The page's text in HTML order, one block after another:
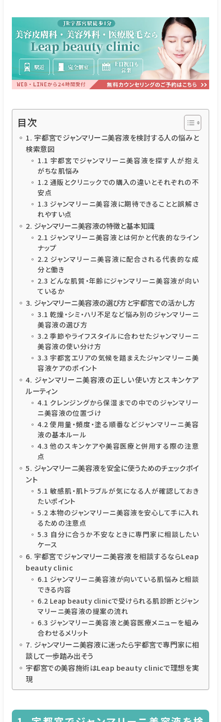
目次
1. 宇都宮でジャンマリーニ美容液を検討する人の悩みと
検索意図
1.1 宇都宮でジャンマリーニ美容液を探す人が抱え
がちな肌悩み
1.2 通販とクリニックでの購入の違いとそれぞれの不
安点
1.3 ジャンマリーニ美容液に期待できることと誤解さ
れやすい点
2. ジャンマリーニ美容液の特徴と基本知識
2.1 ジャンマリーニ美容液とは何かと代表的なライン
ナップ
2.2 ジャンマリーニ美容液に配合される代表的な成
分と働き
2.3 どんな肌質・年齢にジャンマリーニ美容液が向い
ているか
3. ジャンマリーニ美容液の選び方と宇都宮での活かし方
3.1 乾燥・シミ・ハリ不足など悩み別のジャンマリーニ
美容液の選び方
3.2 季節やライフスタイルに合わせたジャンマリーニ
美容液の使い分け方
3.3 宇都宮エリアの気候を踏まえたジャンマリーニ美
容液ケアのポイント
4. ジャンマリーニ美容液の正しい使い方とスキンケア
ルーティン
4.1 クレンジングから保湿までの中でのジャンマリー
ニ美容液の位置づけ
4.2 使用量・頻度・塗る順番などジャンマリーニ美容
液の基本ルール
4.3 他のスキンケアや美容医療と併用する際の注意
点
5. ジャンマリーニ美容液を安全に使うためのチェックポイ
ント
5.1 敏感肌・肌トラブルが気になる人が確認しておき
たいポイント
5.2 本物のジャンマリーニ美容液を安心して手に入れ
るための注意点
5.3 自分に合うか不安なときに専門家に相談したい
ケース
6. 宇都宮でジャンマリーニ美容液を相談するならLeap
beauty clinic
6.1 ジャンマリーニ美容液が向いている肌悩みと相談
できる内容
6.2 Leap beauty clinicで受けられる肌診断とジャン
マリーニ美容液の提案の流れ
6.3 ジャンマリーニ美容液と美容医療メニューを組み
合わせるメリット
7. ジャンマリーニ美容液に迷ったら宇都宮で専門家に相
談して一歩踏み出そう
宇都宮での美容施術はLeap beauty clinicで理想を実
現